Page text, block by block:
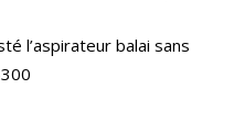
l’aspirateur balai sans